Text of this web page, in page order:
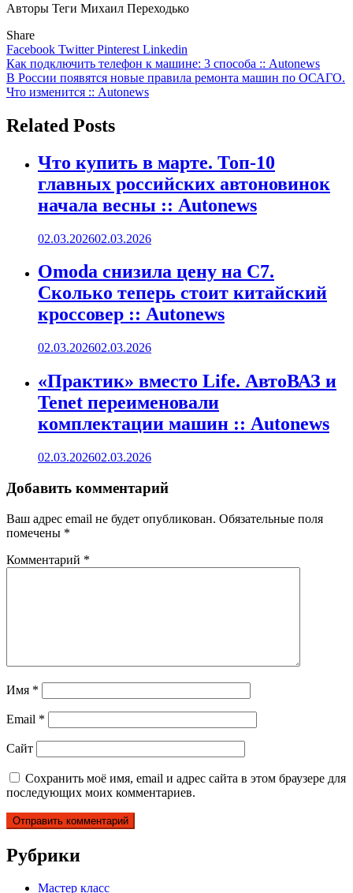
Авторы Теги Михаил Переходько
Share
Facebook TwitterPinterest Linkedin
Навигация
по
Как подключить телефон к машине: 3 способа :: Autonews
В России появятся новые правила ремонта машин по ОСАГО.
Что изменится :: Autonews
Related Posts
Что купить в марте. Топ-10
главных российских автоновинок
начала весны :: Autonews
02.03.202602.03.2026
Omoda снизила цену на C7.
Сколько теперь стоит китайский
кроссовер :: Autonews
02.03.202602.03.2026
«Практик» вместо Life. АвтоВАЗ и
Tenet переименовали
комплектации машин :: Autonews
02.03.202602.03.2026
Добавить комментарий
Ваш адрес email не будет опубликован. Обязательные поля
помечены *
Комментарий *
Имя *
Email *
Сайт
Сохранить моё имя, email и адрес сайта в этом браузере для
последующих моих комментариев.
Рубрики
Мастер класс